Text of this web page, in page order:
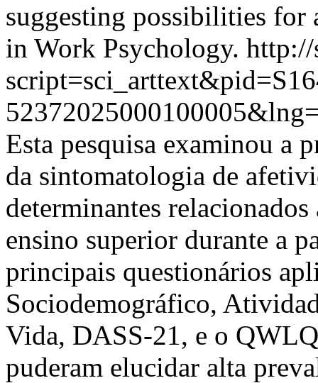
suggesting possibilities
in Work Psychology. http://
Esta pesquisa examinou a
da sintomatologia de
determinantes
ensino superior durante a
principais questionários
Sociodemográfico,
Vida, DASS-21, e o
puderam elucidar alta